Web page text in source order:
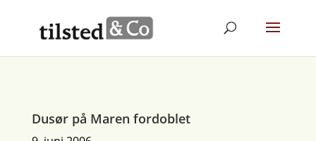
Dusør på Maren fordoblet